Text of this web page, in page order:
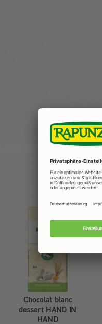
Chocolat blanc
dessert HAND IN
HAND